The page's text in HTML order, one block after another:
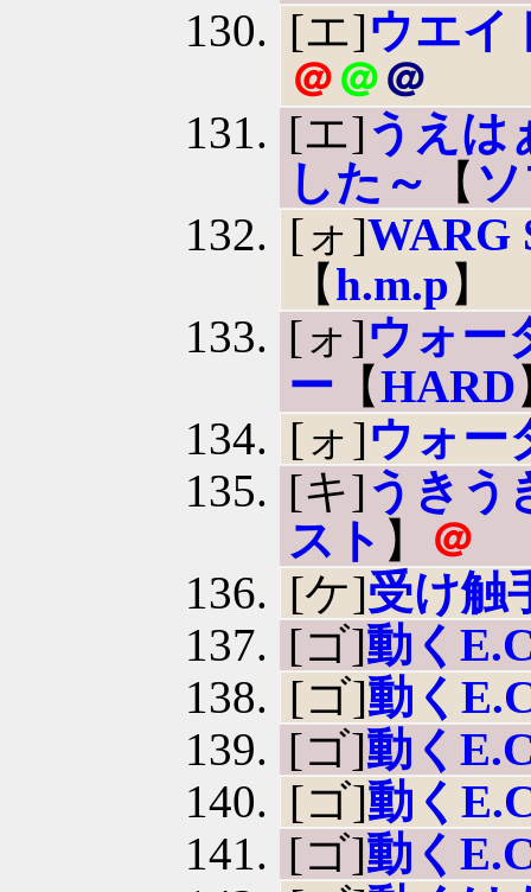
[エ]ウエイ
＠＠＠
[エ] うえは
した～
【
[ォ]WARG
【h.m.p 】
[ォ]ウォー
ー 【HARD
[ォ]ウォー
[キ] うきう
スト 】
＠
[ケ]受け触
[ゴ]動く
[ゴ]動く
[ゴ]動く
[ゴ]動く
[ゴ]動く